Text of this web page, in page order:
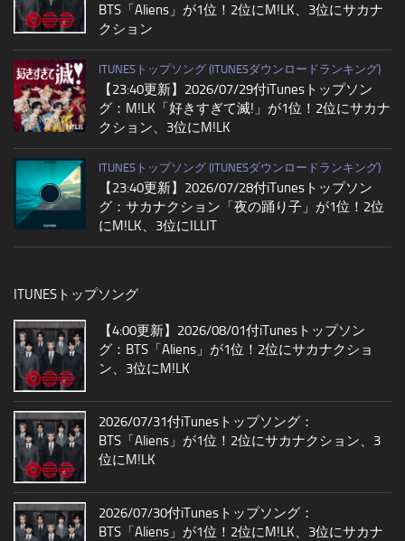
BTS「Aliens」が1位！2位にM!LK、3位にサカナ
クション
ITUNESトップソング (ITUNESダウンロードランキング)
【23:40更新】2026/07/29付iTunesトップソン
グ：M!LK「好きすぎて滅!」が1位！2位にサカナ
クション、3位にM!LK
ITUNESトップソング (ITUNESダウンロードランキング)
【23:40更新】2026/07/28付iTunesトップソン
グ：サカナクション「夜の踊り子」が1位！2位
にM!LK、3位にILLIT
ITUNESトップソング
【4:00更新】2026/08/01付iTunesトップソン
グ：BTS「Aliens」が1位！2位にサカナクショ
ン、3位にM!LK
2026/07/31付iTunesトップソング：
BTS「Aliens」が1位！2位にサカナクション、3
位にM!LK
2026/07/30付iTunesトップソング：
BTS「Aliens」が1位！2位にM!LK、3位にサカナ